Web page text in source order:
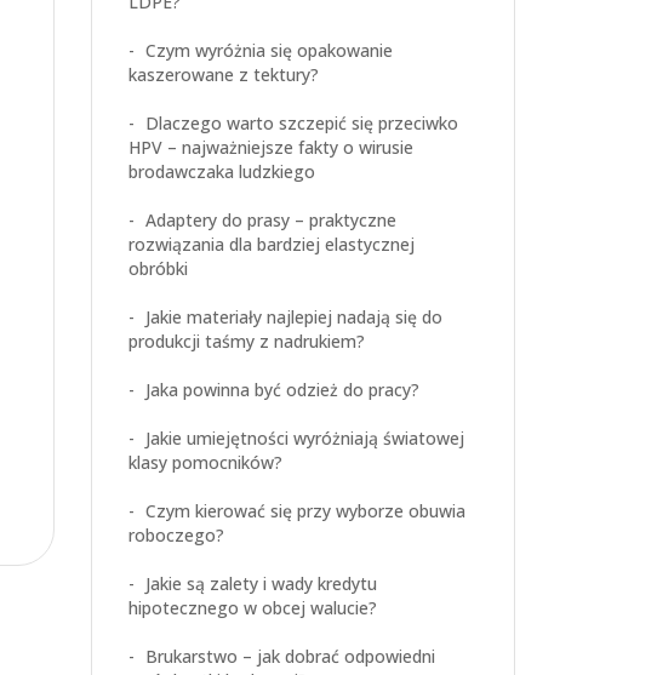
Czym wyróżnia się opakowanie
kaszerowane z tektury?
Dlaczego warto szczepić się przeciwko
HPV – najważniejsze fakty o wirusie
brodawczaka ludzkiego
Adaptery do prasy – praktyczne
rozwiązania dla bardziej elastycznej
obróbki
Jakie materiały najlepiej nadają się do
produkcji taśmy z nadrukiem?
Jaka powinna być odzież do pracy?
Jakie umiejętności wyróżniają światowej
klasy pomocników?
Czym kierować się przy wyborze obuwia
roboczego?
Jakie są zalety i wady kredytu
hipotecznego w obcej walucie?
Brukarstwo – jak dobrać odpowiedni